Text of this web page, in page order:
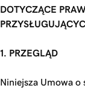
DOTYCZĄCE
1. PRZEGLĄD
Niniejsza Umowa o